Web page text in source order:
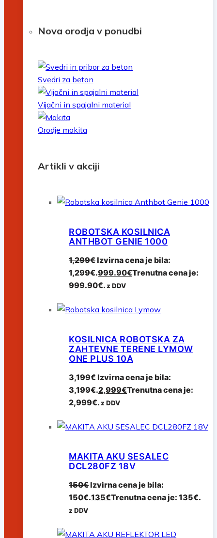
Nova orodja v ponudbi
Svedri za beton
Vijačni in spajalni material
Orodje makita
Artikli v akciji
ROBOTSKA KOSILNICA
ANTHBOT GENIE 1000
1,299€Izvirna cena je bila:
1,299€.999.90€Trenutna cena je:
999.90€.z DDV
KOSILNICA ROBOTSKA ZA
ZAHTEVNE TERENE LYMOW
ONE PLUS 10A
3,199€Izvirna cena je bila:
3,199€.2,999€Trenutna cena je:
2,999€.z DDV
MAKITA AKU SESALEC
DCL280FZ 18V
150€Izvirna cena je bila:
150€.135€Trenutna cena je: 135€.
z DDV